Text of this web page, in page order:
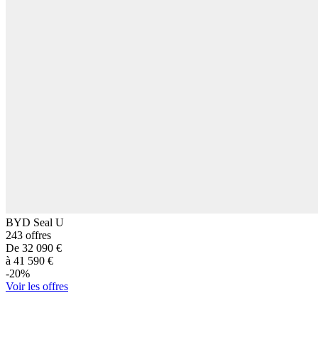
BYD Seal U
243 offres
De 32 090 €
à 41 590 €
-20%
Voir les offres